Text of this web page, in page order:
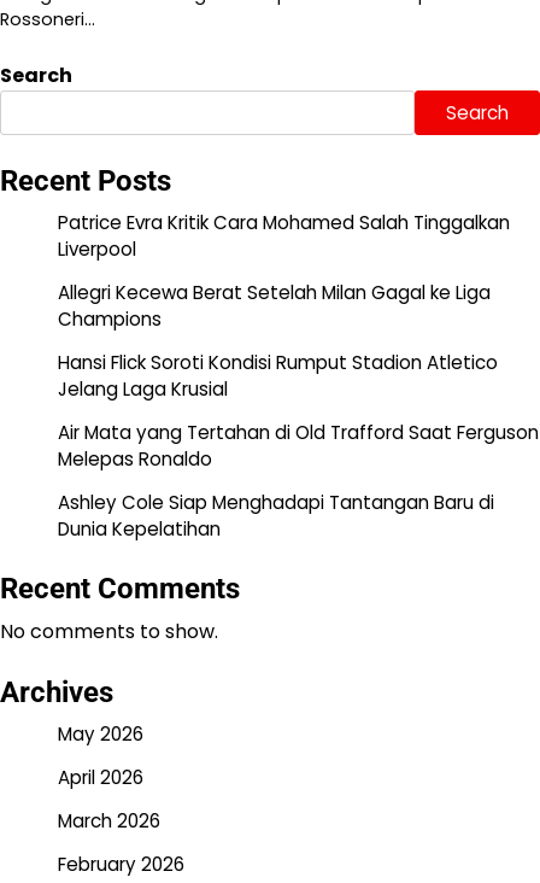
Rossoneri…
Search
Search
Recent Posts
Patrice Evra Kritik Cara Mohamed Salah Tinggalkan
Liverpool
Allegri Kecewa Berat Setelah Milan Gagal ke Liga
Champions
Hansi Flick Soroti Kondisi Rumput Stadion Atletico
Jelang Laga Krusial
Air Mata yang Tertahan di Old Trafford Saat Ferguson
Melepas Ronaldo
Ashley Cole Siap Menghadapi Tantangan Baru di
Dunia Kepelatihan
Recent Comments
No comments to show.
Archives
May 2026
April 2026
March 2026
February 2026